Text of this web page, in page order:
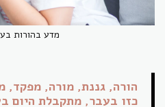
מדע בהורות
הורה, גננת, מורה, מפקד,
כזו בעבר, מתקבלת היום